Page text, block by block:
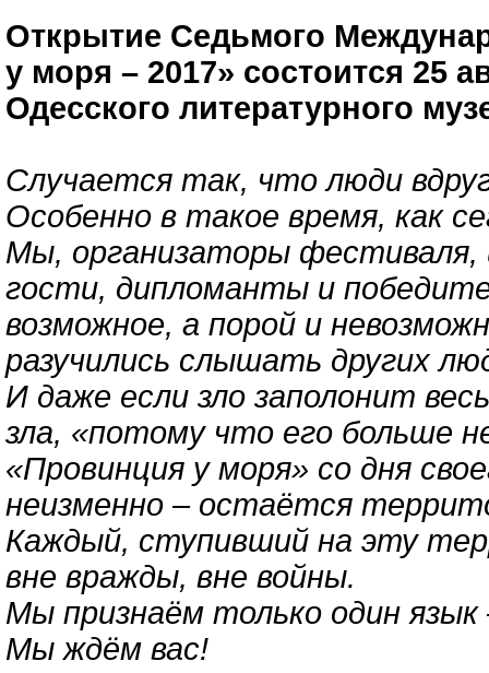
Открытие Седьмого
у моря – 2017» состоится 25
Одесского литературного
Случается так, что люди
Особенно в такое время, как
Мы, организаторы фестиваля,
гости, дипломанты и
возможное, а порой и
разучились слышать других
И даже если зло заполонит
зла, «потому что его больше
«Провинция у моря» со дня
неизменно – остаётся
Каждый, ступивший на эту
вне вражды, вне войны.
Мы признаём только один язык
Мы ждём вас!